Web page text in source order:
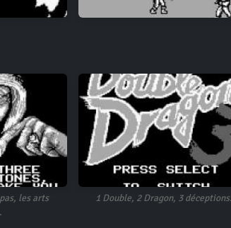
les arts
1 Double, 2 Dragon, 3